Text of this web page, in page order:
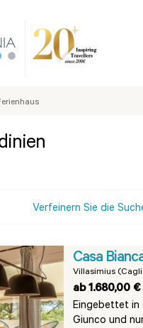
Verfeinern Sie die
Casa
Villasimius
ab 1.680,00
Eingebettet in
Giunco und